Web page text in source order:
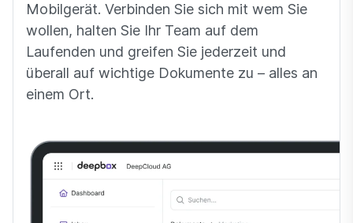
Mobilgerät. Verbinden Sie sich mit wem Sie
wollen, halten Sie Ihr Team auf dem
Laufenden und greifen Sie jederzeit und
überall auf wichtige Dokumente zu – alles an
einem Ort.